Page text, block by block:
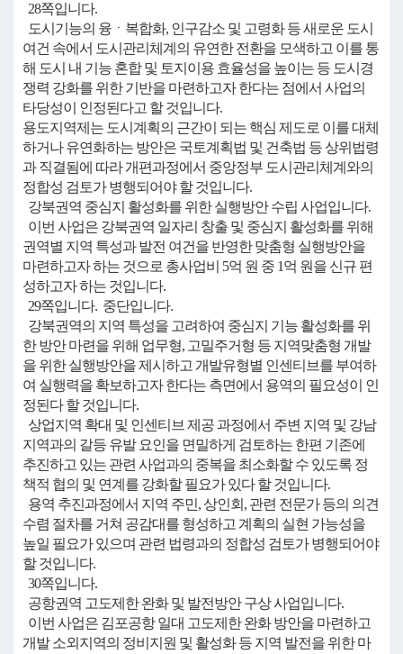
28쪽입니다.
도시기능의 융ㆍ복합화, 인구감소 및 고령화 등 새로운 도시
여건 속에서 도시관리체계의 유연한 전환을 모색하고 이를 통
해 도시 내 기능 혼합 및 토지이용 효율성을 높이는 등 도시경
쟁력 강화를 위한 기반을 마련하고자 한다는 점에서 사업의
타당성이 인정된다고 할 것입니다.
용도지역제는 도시계획의 근간이 되는 핵심 제도로 이를 대체
하거나 유연화하는 방안은 국토계획법 및 건축법 등 상위법령
과 직결됨에 따라 개편과정에서 중앙정부 도시관리체계와의
정합성 검토가 병행되어야 할 것입니다.
강북권역 중심지 활성화를 위한 실행방안 수립 사업입니다.
이번 사업은 강북권역 일자리 창출 및 중심지 활성화를 위해
권역별 지역 특성과 발전 여건을 반영한 맞춤형 실행방안을
마련하고자 하는 것으로 총사업비 5억 원 중 1억 원을 신규 편
성하고자 하는 것입니다.
29쪽입니다. 중단입니다.
강북권역의 지역 특성을 고려하여 중심지 기능 활성화를 위
한 방안 마련을 위해 업무형, 고밀주거형 등 지역맞춤형 개발
을 위한 실행방안을 제시하고 개발유형별 인센티브를 부여하
여 실행력을 확보하고자 한다는 측면에서 용역의 필요성이 인
정된다 할 것입니다.
상업지역 확대 및 인센티브 제공 과정에서 주변 지역 및 강남
지역과의 갈등 유발 요인을 면밀하게 검토하는 한편 기존에
추진하고 있는 관련 사업과의 중복을 최소화할 수 있도록 정
책적 협의 및 연계를 강화할 필요가 있다 할 것입니다.
용역 추진과정에서 지역 주민, 상인회, 관련 전문가 등의 의견
수렴 절차를 거쳐 공감대를 형성하고 계획의 실현 가능성을
높일 필요가 있으며 관련 법령과의 정합성 검토가 병행되어야
할 것입니다.
30쪽입니다.
공항권역 고도제한 완화 및 발전방안 구상 사업입니다.
이번 사업은 김포공항 일대 고도제한 완화 방안을 마련하고
개발 소외지역의 정비지원 및 활성화 등 지역 발전을 위한 마